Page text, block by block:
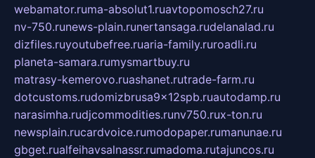
webamator.ruma-absolut1.ruavtopomosch27.ru
nv-750.runews-plain.runertansaga.rudelanalad.ru
dizfiles.ruyoutubefree.ruaria-family.ruroadli.ru
planeta-samara.rumysmartbuy.ru
matrasy-kemerovo.ruashanet.rutrade-farm.ru
dotcustoms.rudomizbrusa9x12spb.ruautodamp.ru
narasimha.rudjcommodities.runv750.rux-ton.ru
newsplain.rucardvoice.rumodopaper.rumanunae.ru
gbget.rualfeihavsalnassr.rumadoma.rutajuncos.ru